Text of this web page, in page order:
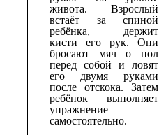
живота. Взрослый
встаёт за спиной
ребёнка, держит
кисти его рук. Они
бросают мяч о пол
перед собой и ловят
его двумя руками
после отскока. Затем
ребёнок выполняет
упражнение
самостоятельно.